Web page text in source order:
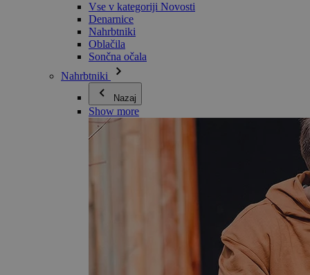
Vse v kategoriji Novosti
Denarnice
Nahrbtniki
Oblačila
Sončna očala
Nahrbtniki
Nazaj
Show more